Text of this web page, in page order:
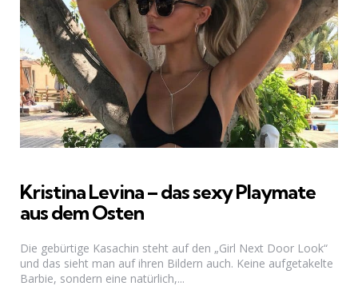
Kristina Levina – das sexy Playmate
aus dem Osten
Die gebürtige Kasachin steht auf den „Girl Next Door Look“
und das sieht man auf ihren Bildern auch. Keine aufgetakelte
Barbie, sondern eine natürlich,...